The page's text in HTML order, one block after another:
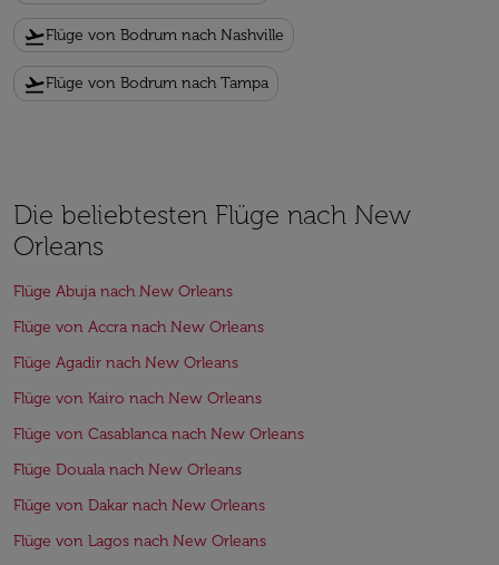
flight_takeoffFlüge von Bodrum nach Nashville
flight_takeoffFlüge von Bodrum nach Tampa
Die beliebtesten Flüge nach New
Orleans
Flüge Abuja nach New Orleans
Flüge von Accra nach New Orleans
Flüge Agadir nach New Orleans
Flüge von Kairo nach New Orleans
Flüge von Casablanca nach New Orleans
Flüge Douala nach New Orleans
Flüge von Dakar nach New Orleans
Flüge von Lagos nach New Orleans